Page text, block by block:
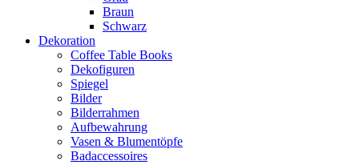
Braun
Schwarz
Dekoration
Coffee Table Books
Dekofiguren
Spiegel
Bilder
Bilderrahmen
Aufbewahrung
Vasen & Blumentöpfe
Badaccessoires